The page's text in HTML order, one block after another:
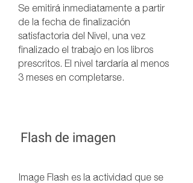
Se emitirá inmediatamente a partir
de la fecha de finalización
satisfactoria del Nivel, una vez
finalizado el trabajo en los libros
prescritos. El nivel tardaría al menos
3 meses en completarse.
Flash de imagen
Image Flash es la actividad que se